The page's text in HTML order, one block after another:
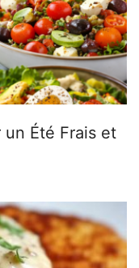
Été Frais et